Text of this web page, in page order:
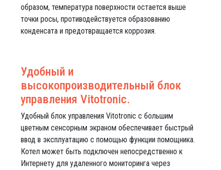
образом, температура поверхности остается выше
точки росы, противодействуется образованию
конденсата и предотвращается коррозия.
Удобный и
высокопроизводительный блок
управления Vitotronic.
Удобный блок управления Vitotronic с большим
цветным сенсорным экраном обеспечивает быстрый
ввод в эксплуатацию с помощью функции помощника.
Котел может быть подключен непосредственно к
Интернету для удаленного мониторинга через